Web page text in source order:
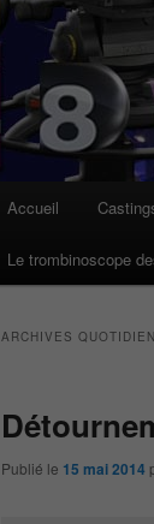
Accueil
Le trombinoscope
ARCHIVES
Publié le 15 mai 2014